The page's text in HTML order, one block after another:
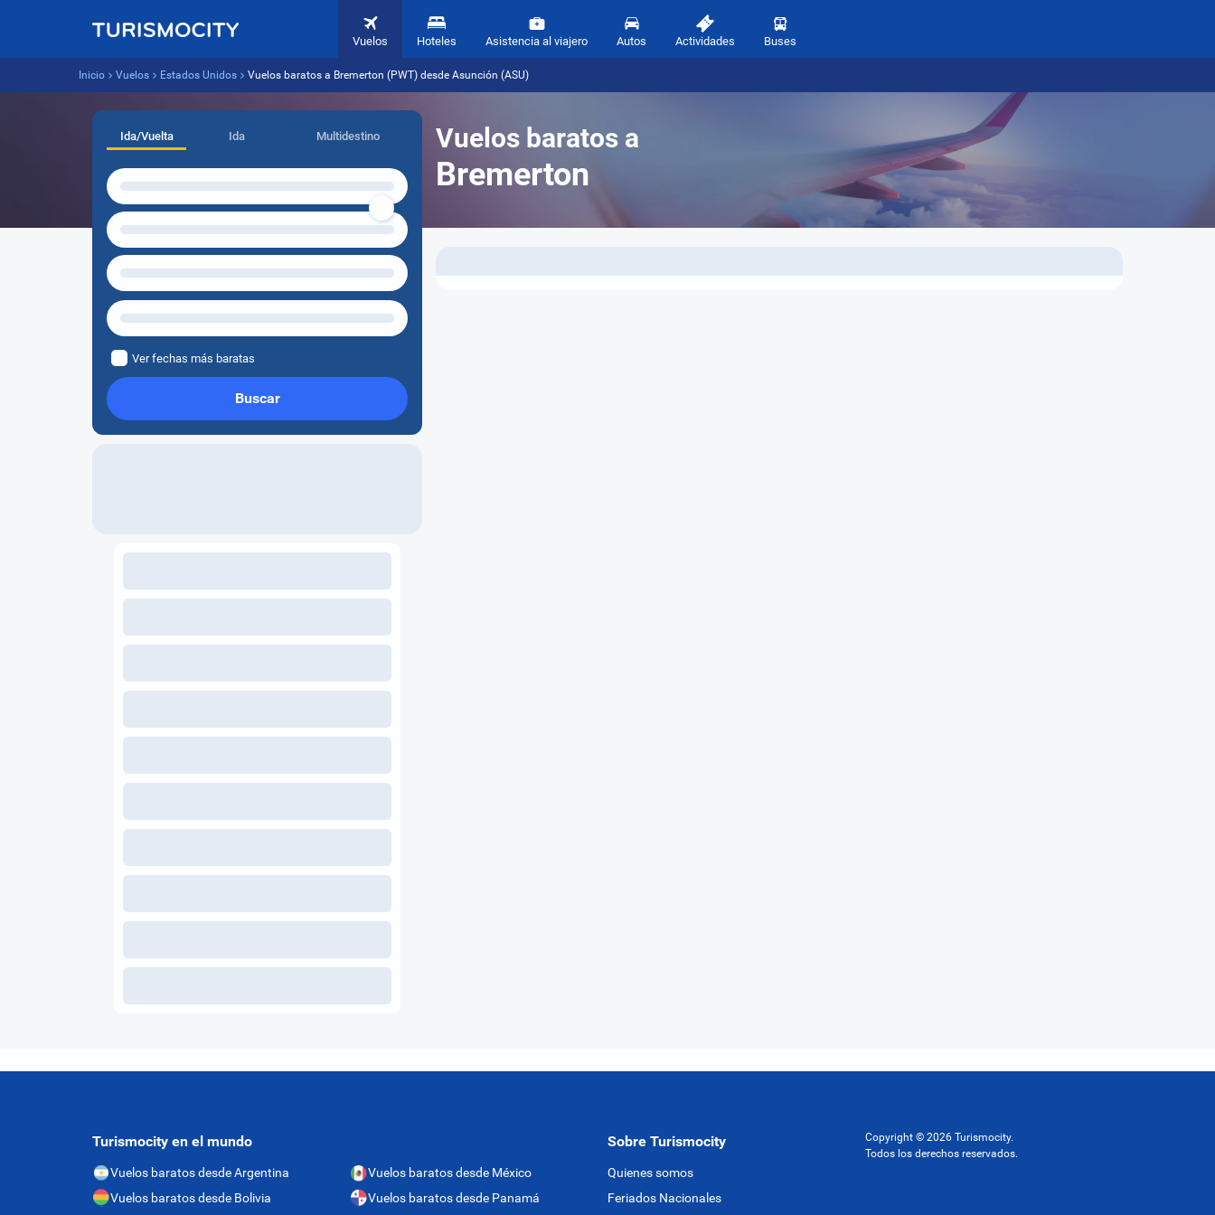
Vuelos Hoteles Asistencia al viajero Autos Actividades Buses
Inicio Vuelos Estados Unidos Vuelos baratos a Bremerton (PWT) desde Asunción (ASU)
Vuelos baratos a
Bremerton
Ida/Vuelta Ida Multidestino
Ver fechas más baratas
Buscar
Turismocity en el mundo
Vuelos baratos desde Argentina
Vuelos baratos desde Bolivia
Vuelos baratos desde México
Vuelos baratos desde Panamá
Sobre Turismocity
Quienes somos
Feriados Nacionales
Copyright © 2026 Turismocity.
Todos los derechos reservados.